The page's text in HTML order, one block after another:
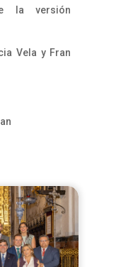
la versión
Vela y Fran